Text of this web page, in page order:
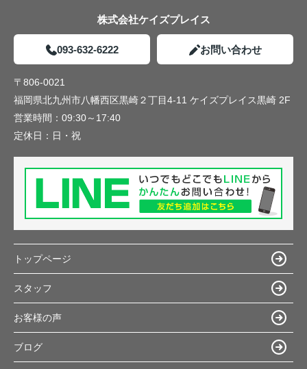
株式会社ケイズプレイス
093-632-6222 お問い合わせ
〒806-0021
福岡県北九州市八幡西区黒崎２丁目4-11 ケイズプレイス黒崎 2F
営業時間： 09:30～17:40
定休日： 日・祝
トップページ
スタッフ
お客様の声
ブログ